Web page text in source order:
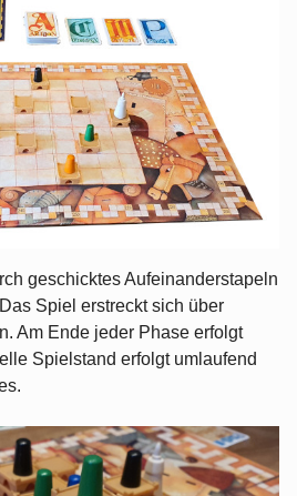
geschicktes Aufeinanderstapeln
Spiel erstreckt sich über
Am Ende jeder Phase erfolgt
Spielstand erfolgt umlaufend